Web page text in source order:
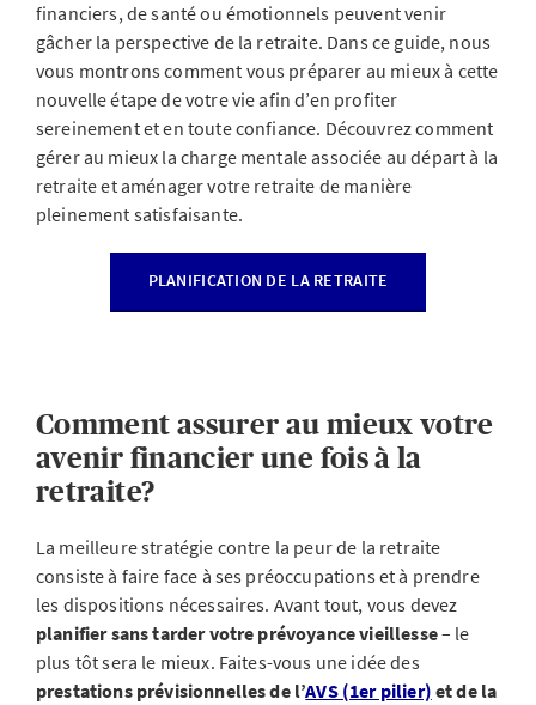
financiers, de santé ou émotionnels peuvent venir
gâcher la perspective de la retraite. Dans ce guide, nous
vous montrons comment vous préparer au mieux à cette
nouvelle étape de votre vie afin d’en profiter
sereinement et en toute confiance. Découvrez comment
gérer au mieux la charge mentale associée au départ à la
retraite et aménager votre retraite de manière
pleinement satisfaisante.
PLANIFICATION DE LA RETRAITE
Comment assurer au mieux votre
avenir financier une fois à la
retraite?
La meilleure stratégie contre la peur de la retraite
consiste à faire face à ses préoccupations et à prendre
les dispositions nécessaires. Avant tout, vous devez
planifier sans tarder votre prévoyance vieillesse– le
plus tôt sera le mieux. Faites-vous une idée des
prestations prévisionnelles de l’AVS (1er pilier) et de la